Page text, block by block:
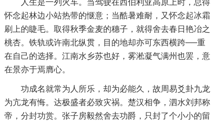
人生是一列火车。当驾驶在西伯利亚高原上时，总得
怀念起林边小站热带的惬意；当酷暑难耐，又怀念起冰霜
刷上的睫毛。取得秋季金麦的穗子，就得舍去春日艳冶之
桃杏。铁轨或许南北纵贯，目的地却亦可东西横跨──重
在自己的选择。江南水乡苏也好，雾淞凝气满州也罢，意
在景亦于焉膺心。
功成名就常为人所乐，却为必能久，故周易爻卦九龙
为亢龙有悔。达极盛者必致灾祸。楚汉相争，泗水刘邦称
帝，分封功赏。张子房毅然舍去功爵，只封了个小小的留